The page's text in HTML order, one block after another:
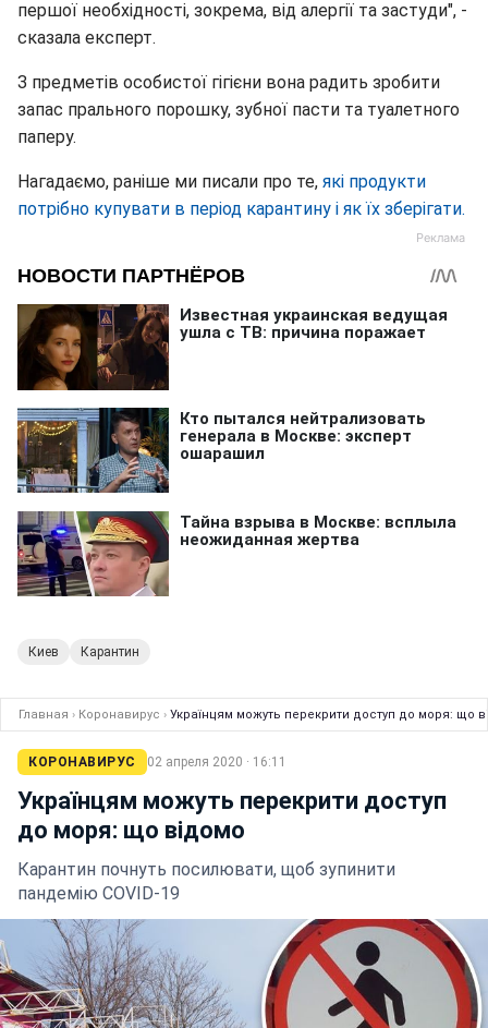
першої необхідності, зокрема, від алергії та застуди", -
сказала експерт.
З предметів особистої гігієни вона радить зробити
запас прального порошку, зубної пасти та туалетного
паперу.
Нагадаємо, раніше ми писали про те, які продукти
потрібно купувати в період карантину і як їх зберігати.
Киев Карантин
Главная › Коронавирус › Українцям можуть перекрити доступ до моря: що
КОРОНАВИРУС 02 апреля 2020 · 16:11
Українцям можуть перекрити доступ
до моря: що відомо
Карантин почнуть посилювати, щоб зупинити
пандемію COVID-19